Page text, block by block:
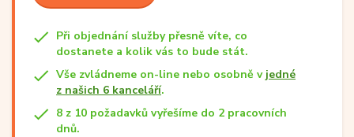
Při objednání služby přesně víte, co
dostanete a kolik vás to bude stát.
Vše zvládneme on-line nebo osobně v jedné
z našich 6 kanceláří.
8 z 10 požadavků vyřešíme do 2 pracovních
dnů.